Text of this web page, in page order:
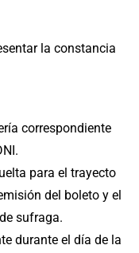
la constancia
correspondiente
para el trayecto
del boleto y el
sufraga.
durante el día de la